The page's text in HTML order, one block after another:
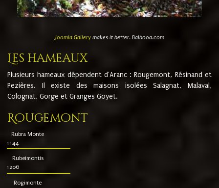
Joomla Gallerymakes it better. Balbooa.com
Les hameaux
Plusieurs hameaux dépendent d'Aranc : Rougemont, Résinand et
Pezières. Il existe des maisons isolées Salagnat, Malaval,
Colognat, Gorge et Granges Goyet.
Rougemont
Rubra Monte
1144
Rubeimontis
1206
Rogimonte